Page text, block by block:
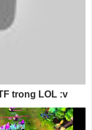
trong LOL :v